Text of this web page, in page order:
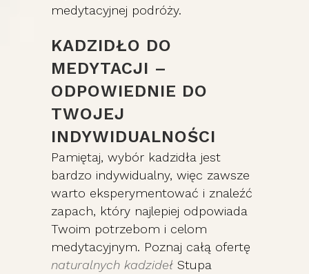
medytacyjnej podróży.
KADZIDŁO DO
MEDYTACJI –
ODPOWIEDNIE DO
TWOJEJ
INDYWIDUALNOŚCI
Pamiętaj, wybór kadzidła jest
bardzo indywidualny, więc zawsze
warto eksperymentować i znaleźć
zapach, który najlepiej odpowiada
Twoim potrzebom i celom
medytacyjnym. Poznaj całą ofertę
naturalnych kadzideł Stupa